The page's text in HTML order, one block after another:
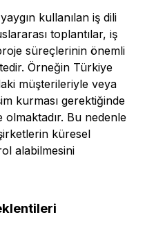
kullanılan iş dili
toplantılar, iş
süreçlerinin önemli
Örneğin Türkiye
müşterileriyle veya
kurması gerektiğinde
Bu nedenle
küresel
alabilmesini